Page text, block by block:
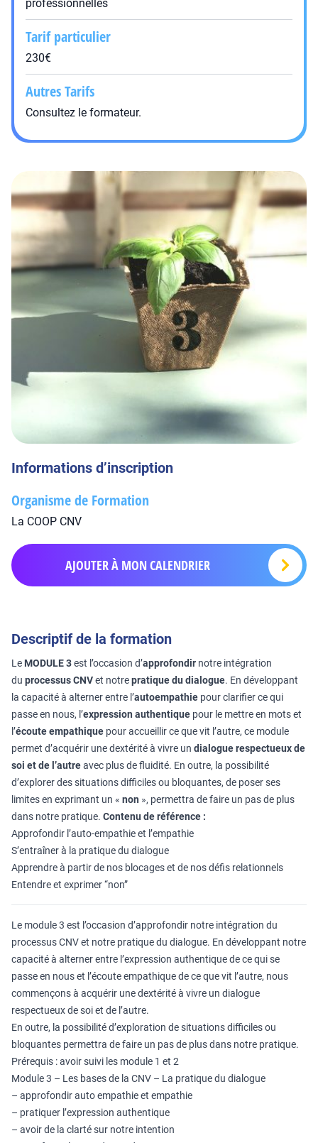
professionnelles
Tarif particulier
230€
Autres Tarifs
Consultez le formateur.
Informations d’inscription
Organisme de Formation
La COOP CNV
AJOUTER À MON CALENDRIER
Descriptif de la formation
Le MODULE 3est l’occasion d’approfondir notre intégration
du processus CNVet notrepratique du dialogue. En développant
la capacité à alterner entre l’autoempathie pour clarifier ce qui
passe en nous, l’expression authentique pour le mettre en mots et
l’écoute empathique pour accueillir ce que vit l’autre, ce module
permet d’acquérir une dextérité à vivre un dialogue respectueux de
soi et de l’autreavec plus de fluidité. En outre, la possibilité
d’explorer des situations difficiles ou bloquantes, de poser ses
limites en exprimant un « non », permettra de faire un pas de plus
dans notre pratique. Contenu de référence :
Approfondir l’auto-empathie et l’empathie
S’entraîner à la pratique du dialogue
Apprendre à partir de nos blocages et de nos défis relationnels
Entendre et exprimer “non”
Le module 3 est l’occasion d’approfondir notre intégration du
processus CNV et notre pratique du dialogue. En développant notre
capacité à alterner entre l’expression authentique de ce qui se
passe en nous et l’écoute empathique de ce que vit l’autre, nous
commençons à acquérir une dextérité à vivre un dialogue
respectueux de soi et de l’autre.
En outre, la possibilité d’exploration de situations difficiles ou
bloquantes permettra de faire un pas de plus dans notre pratique.
Prérequis : avoir suivi les module 1 et 2
Module 3 – Les bases de la CNV – La pratique du dialogue
– approfondir auto empathie et empathie
– pratiquer l’expression authentique
– avoir de la clarté sur notre intention